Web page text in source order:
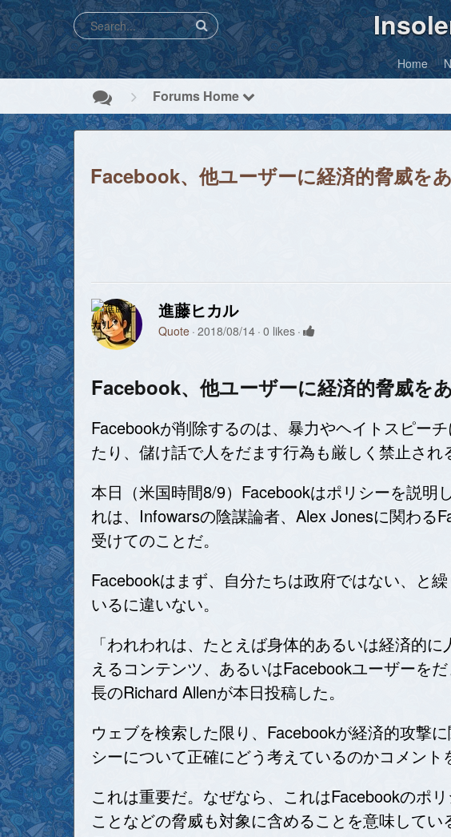
Home
Forums Home
Facebook、他ユーザーに経済的脅威を
進藤ヒカル
Quote 2018/08/14 0 likes
Facebook、他ユーザーに経済的脅威を
Facebookが削除するのは、暴力やヘイトスピー
たり、儲け話で人をだます行為も厳しく禁止され
本日（米国時間8/9）Facebookはポリシーを説明
れは、Infowarsの陰謀論者、Alex Jonesに関わる
受けてのことだ。
Facebookはまず、自分たちは政府ではない、と
いるに違いない。
「われわれは、たとえば身体的あるいは経済的
えるコンテンツ、あるいはFacebookユーザーを
長のRichard Allenが本日投稿した。
ウェブを検索した限り、Facebookが経済的攻撃
シーについて正確にどう考えているのかコメント
これは重要だ。なぜなら、これはFacebookのポ
ことなどの脅威も対象に含めることを意味して